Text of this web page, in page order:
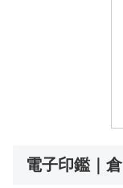
電子印鑑｜倉